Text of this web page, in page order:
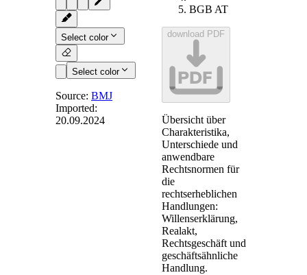
Select color
Select color
§ 116-
Source:BMJ
Imported:
20.09.2024
BGB AT
download PDF
PDF
Übersicht über
Charakteristika,
Unterschiede und
anwendbare
Rechtsnormen für
die
rechtserheblichen
Handlungen:
Willenserklärung,
Realakt,
Rechtsgeschäft und
geschäftsähnliche
Handlung.